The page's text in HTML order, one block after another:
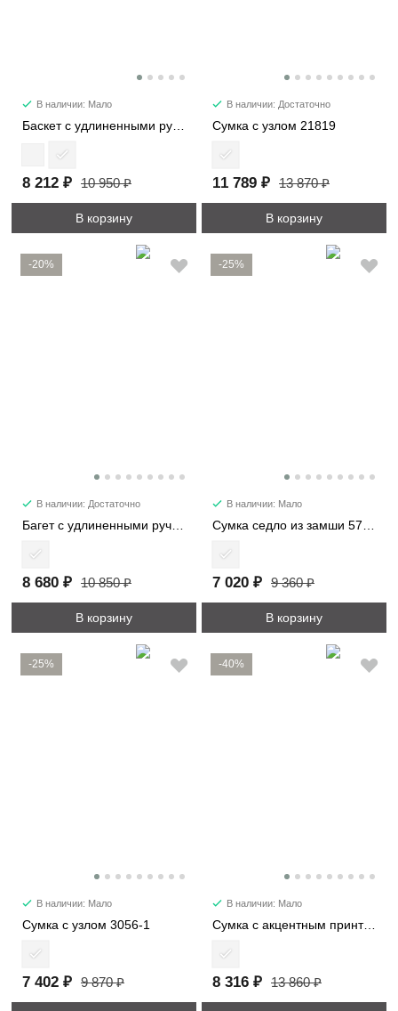
В наличии: Мало
Баскет с удлиненными ручками 30052
8 212 ₽ 10 950 ₽
В корзину
В наличии: Достаточно
Сумка с узлом 21819
11 789 ₽ 13 870 ₽
В корзину
-20%
В наличии: Достаточно
8 680 ₽ 10 850 ₽
В корзину
-25%
В наличии: Мало
7 020 ₽ 9 360 ₽
В корзину
-25%
В наличии: Мало
Сумка с узлом 3056-1
7 402 ₽ 9 870 ₽
-40%
В наличии: Мало
Сумка с акцентным принтом 2053
8 316 ₽ 13 860 ₽